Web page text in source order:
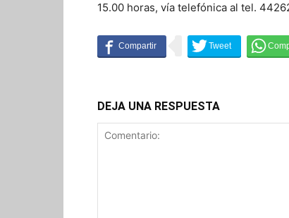
15.00 horas, vía telefónica al tel.
DEJA UNA RESPUESTA